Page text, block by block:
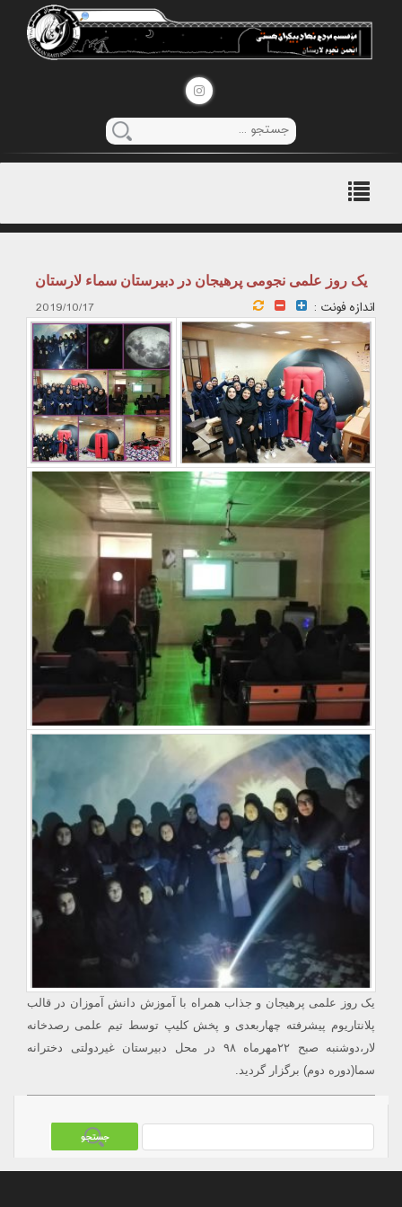
منوی
اصلی
یک روز علمی نجومی پرهیجان در دبیرستان سماء لارستان
اندازه فونت : 2019/10/17
یک روز علمی پرهیجان و جذاب همراه با آموزش دانش آموزان در قالب
پلانتاریوم پیشرفته چهاربعدی و پخش کلیپ توسط تیم علمی رصدخانه
لار،دوشنبه صبح ۲۲مهرماه ۹۸ در محل دبیرستان غیردولتی دخترانه
سما(دوره دوم) برگزار گردید.